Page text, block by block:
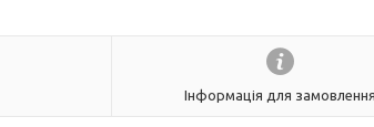
Інформація для замовлення